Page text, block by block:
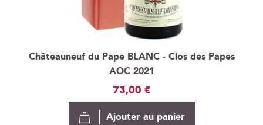
Châteauneuf du Pape BLANC - Clos des Papes
AOC 2021
73,00 €
Ajouter au panier